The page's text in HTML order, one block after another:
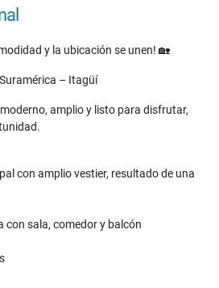
y la ubicación se unen! 🏡
– Itagüí
amplio y listo para disfrutar,
con amplio vestier, resultado de una
sala, comedor y balcón